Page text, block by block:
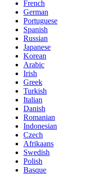
French
German
Portuguese
Spanish
Russian
Japanese
Korean
Arabic
Irish
Greek
Turkish
Italian
Danish
Romanian
Indonesian
Czech
Afrikaans
Swedish
Polish
Basque